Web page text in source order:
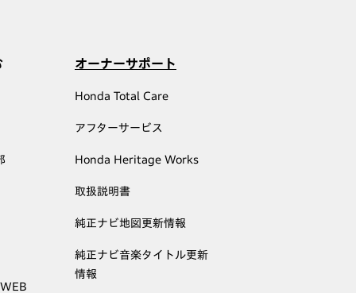
オーナーサポート
Honda Total Care
アフターサービス
Honda Heritage Works
取扱説明書
純正ナビ地図更新情報
純正ナビ音楽タイトル更新
情報